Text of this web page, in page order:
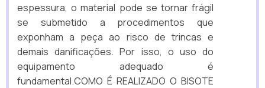
espessura, o material pode se tornar frágil
se submetido a procedimentos que
exponham a peça ao risco de trincas e
demais danificações. Por isso, o uso do
equipamento adequado é
fundamental.COMO É REALIZADO O BISOTE